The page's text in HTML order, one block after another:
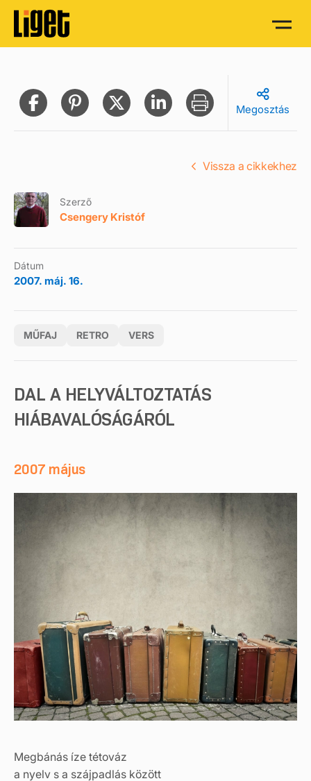
Megosztás
Szerző
Csengery Kristóf
Dátum
2007. máj. 16.
MŰFAJ RETRO VERS
Vissza a cikkekhez
DAL A HELYVÁLTOZTATÁS
HIÁBAVALÓSÁGÁRÓL
2007 május
Megbánás íze tétováz
a nyelv s a szájpadlás között